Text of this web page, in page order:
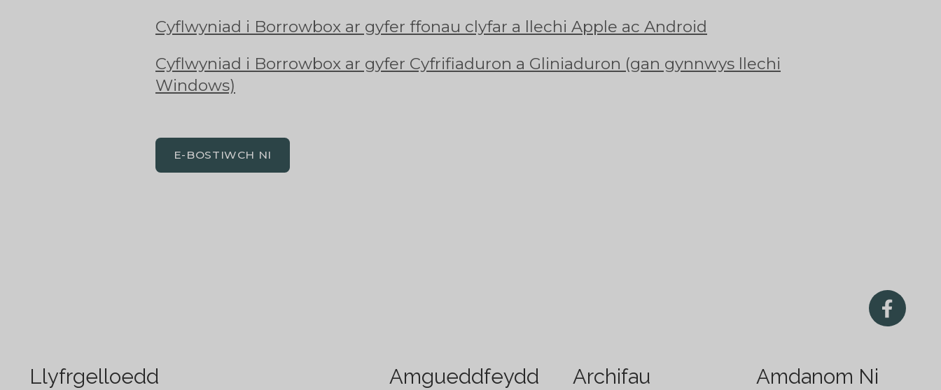
Cyflwyniad i Borrowbox ar gyfer ffonau clyfar a llechi Apple ac Android
Cyflwyniad i Borrowbox ar gyfer Cyfrifiaduron a Gliniaduron (gan gynnwys llechi
Windows)
E-BOSTIWCH NI
Llyfrgelloedd Amgueddfeydd Archifau Amdanom Ni